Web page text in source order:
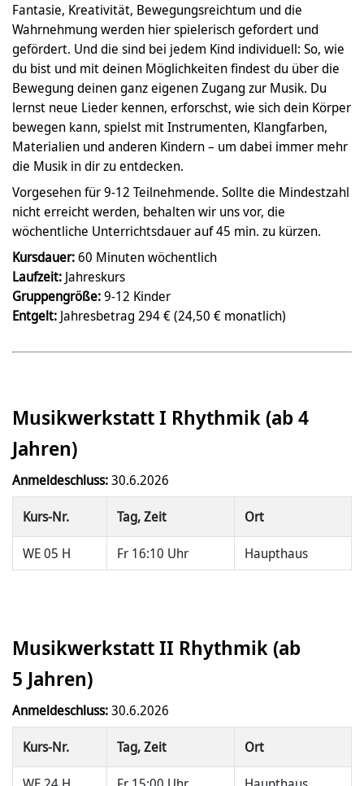
Fantasie, Kreativität, Bewegungsreichtum und die
Wahrnehmung werden hier spielerisch gefordert und
gefördert. Und die sind bei jedem Kind individuell: So, wie
du bist und mit deinen Möglichkeiten findest du über die
Bewegung deinen ganz eigenen Zugang zur Musik. Du
lernst neue Lieder kennen, erforschst, wie sich dein Körper
bewegen kann, spielst mit Instrumenten, Klangfarben,
Materialien und anderen Kindern – um dabei immer mehr
die Musik in dir zu entdecken.
Vorgesehen für 9-12 Teilnehmende. Sollte die Mindestzahl
nicht erreicht werden, behalten wir uns vor, die
wöchentliche Unterrichtsdauer auf 45 min. zu kürzen.
Kursdauer:60 Minuten wöchentlich
Laufzeit: Jahreskurs
Gruppengröße:9-12 Kinder
Entgelt: Jahresbetrag 294 € (24,50 € monatlich)
Musikwerkstatt I Rhythmik (ab 4
Jahren)
Anmeldeschluss:30.6.2026
Kurs-Nr. Tag, Zeit Ort
WE 05 H Fr 16:10 Uhr Haupthaus
Musikwerkstatt II Rhythmik (ab
5 Jahren)
Anmeldeschluss:30.6.2026
Kurs-Nr. Tag, Zeit Ort